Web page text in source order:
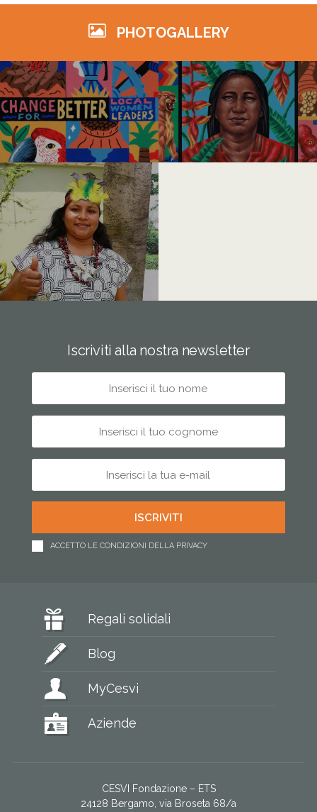
PHOTOGALLERY
Iscriviti alla nostra newsletter
ACCETTO LE CONDIZIONI DELLA PRIVACY
Regali solidali
Blog
MyCesvi
Aziende
CESVI Fondazione – ETS
24128 Bergamo, via Broseta 68/a